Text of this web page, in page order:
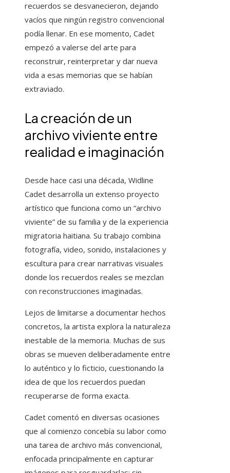
recuerdos se desvanecieron, dejando
vacíos que ningún registro convencional
podía llenar. En ese momento, Cadet
empezó a valerse del arte para
reconstruir, reinterpretar y dar nueva
vida a esas memorias que se habían
extraviado.
La creación de un
archivo viviente entre
realidad e imaginación
Desde hace casi una década, Widline
Cadet desarrolla un extenso proyecto
artístico que funciona como un “archivo
viviente” de su familia y de la experiencia
migratoria haitiana. Su trabajo combina
fotografía, video, sonido, instalaciones y
escultura para crear narrativas visuales
donde los recuerdos reales se mezclan
con reconstrucciones imaginadas.
Lejos de limitarse a documentar hechos
concretos, la artista explora la naturaleza
inestable de la memoria. Muchas de sus
obras se mueven deliberadamente entre
lo auténtico y lo ficticio, cuestionando la
idea de que los recuerdos puedan
recuperarse de forma exacta.
Cadet comentó en diversas ocasiones
que al comienzo concebía su labor como
una tarea de archivo más convencional,
enfocada principalmente en capturar